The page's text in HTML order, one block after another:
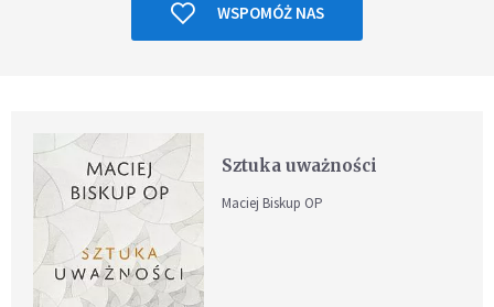
WSPOMÓŻ NAS
Sztuka uważności
Maciej Biskup OP